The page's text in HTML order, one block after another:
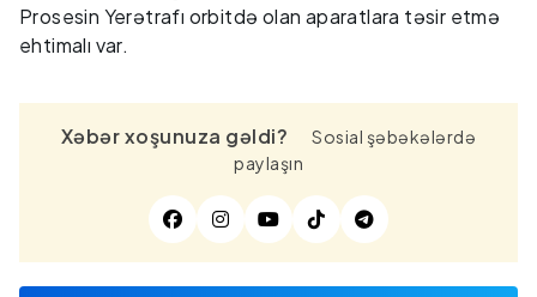
Prosesin Yerətrafı orbitdə olan aparatlara təsir etmə
ehtimalı var.
Xəbər xoşunuza gəldi?
Sosial şəbəkələrdə
paylaşın